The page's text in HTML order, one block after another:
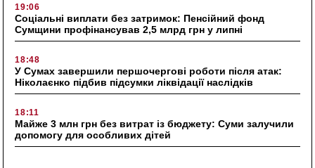
19:06
Соціальні виплати без затримок: Пенсійний фонд
Сумщини профінансував 2,5 млрд грн у липні
18:48
У Сумах завершили першочергові роботи після атак:
Ніколаєнко підбив підсумки ліквідації наслідків
18:11
Майже 3 млн грн без витрат із бюджету: Суми залучили
допомогу для особливих дітей